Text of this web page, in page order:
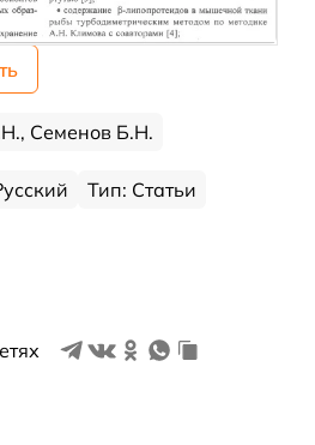
Семенов Б.Н.
Тип: Статьи